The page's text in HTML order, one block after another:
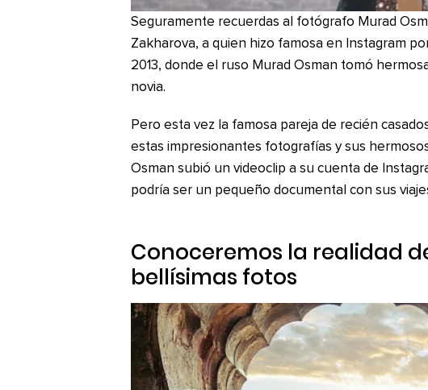
Seguramente recuerdas al fotógrafo Murad
Zakharova, a quien hizo famosa en Instagram
2013, donde el ruso Murad Osman tomó
novia.
Pero esta vez la famosa pareja de recién
estas impresionantes fotografías y sus
Osman subió un videoclip a su cuenta de
podría ser un pequeño documental con sus
Conoceremos la realidad
bellísimas fotos